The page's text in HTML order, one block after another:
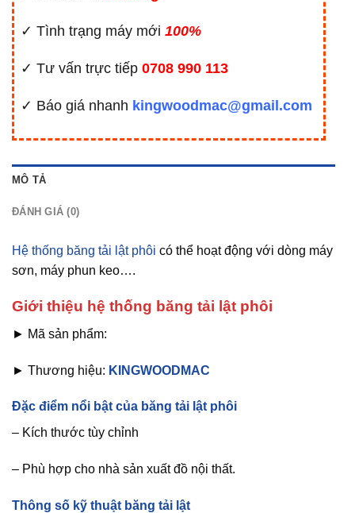
✓ Tình trạng máy mới 100%
✓ Tư vấn trực tiếp 0708 990 113
✓ Báo giá nhanh kingwoodmac@gmail.com
MÔ TẢ
ĐÁNH GIÁ (0)
Hệ thống băng tải lật phôi có thể hoạt động với dòng máy
sơn, máy phun keo….
Giới thiệu hệ thống băng tải lật phôi
► Mã sản phẩm:
► Thương hiệu: KINGWOODMAC
Đặc điểm nổi bật của băng tải lật phôi
– Kích thước tùy chỉnh
– Phù hợp cho nhà sản xuất đồ nội thất.
Thông số kỹ thuật băng tải lật